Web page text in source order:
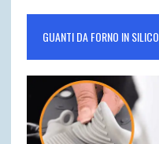
GUANTI DA FORNO IN